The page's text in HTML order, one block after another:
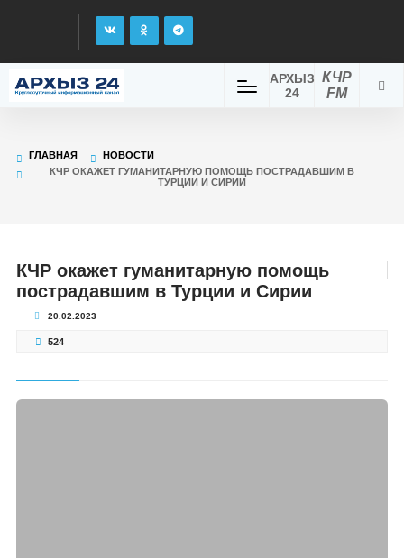
КЧР
FM
АРХЫЗ
24
ГЛАВНАЯ
НОВОСТИ
КЧР ОКАЖЕТ ГУМАНИТАРНУЮ ПОМОЩЬ ПОСТРАДАВШИМ В
ТУРЦИИ И СИРИИ
КЧР окажет гуманитарную помощь
пострадавшим в Турции и Сирии
20.02.2023
524